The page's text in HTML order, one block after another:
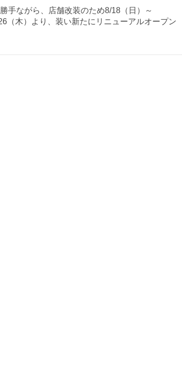
手ながら、店舗改装のため8/18（日）～
（木）より、装い新たにリニューアルオープン